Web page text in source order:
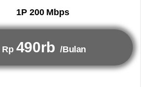
1P 200 Mbps
Rp 490rb /Bulan